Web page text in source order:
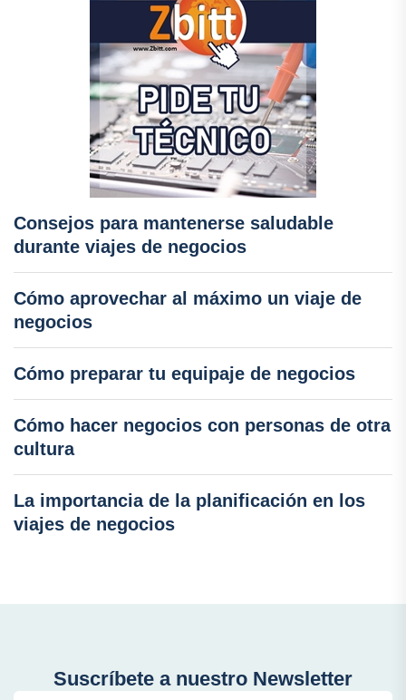
Consejos para mantenerse saludable
durante viajes de negocios
Cómo aprovechar al máximo un viaje de
negocios
Cómo preparar tu equipaje de negocios
Cómo hacer negocios con personas de otra
cultura
La importancia de la planificación en los
viajes de negocios
Suscríbete a nuestro Newsletter